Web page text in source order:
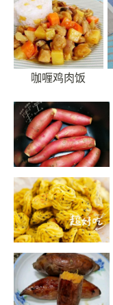
咖喱鸡肉饭